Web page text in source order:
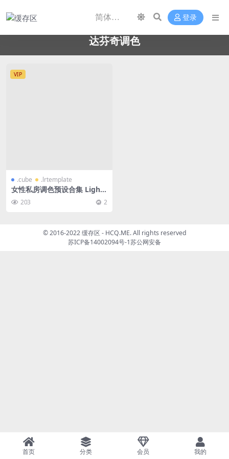
登录
达芬奇调色
VIP
.cube .lrtemplate
女性私房调色预设合集 Lightr
oom Photoshop ACR LUTs
203 2
© 2016-2022 缓存区 - HCQ.ME. All rights reserved
苏ICP备14002094号-1苏公网安备
首页 分类 会员 我的